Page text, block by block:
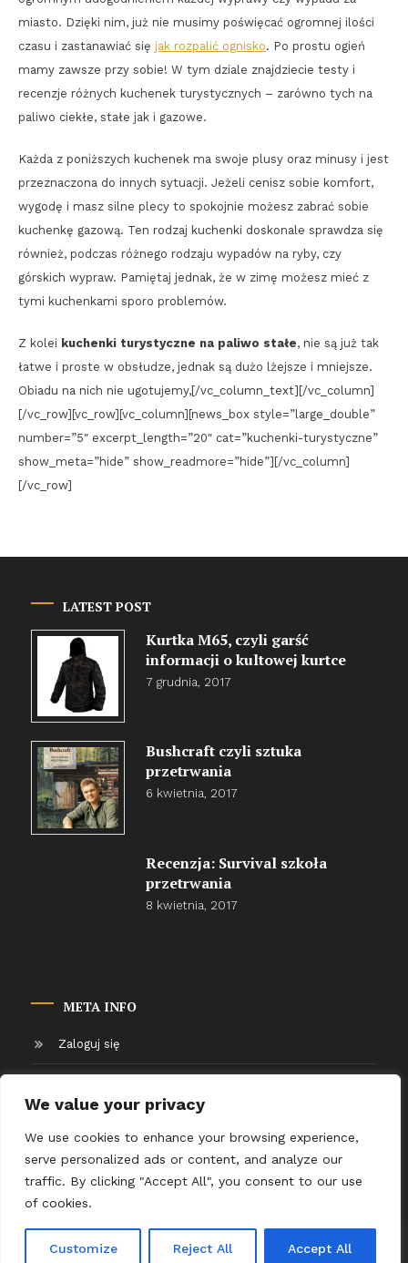
We value your privacy
We use cookies to enhance your browsing experience,
serve personalized ads or content, and analyze our
traffic. By clicking "Accept All", you consent to our use
of cookies.
Customize Reject All Accept All
miasto. Dzięki nim, już nie musimy poświęcać ogromnej ilości
czasu i zastanawiać się jak rozpalić ognisko. Po prostu ogień
mamy zawsze przy sobie! W tym dziale znajdziecie testy i
recenzje różnych kuchenek turystycznych – zarówno tych na
paliwo ciekłe, stałe jak i gazowe.
Każda z poniższych kuchenek ma swoje plusy oraz minusy i jest
przeznaczona do innych sytuacji. Jeżeli cenisz sobie komfort,
wygodę i masz silne plecy to spokojnie możesz zabrać sobie
kuchenkę gazową. Ten rodzaj kuchenki doskonale sprawdza się
również, podczas różnego rodzaju wypadów na ryby, czy
górskich wypraw. Pamiętaj jednak, że w zimę możesz mieć z
tymi kuchenkami sporo problemów.
Z kolei kuchenki turystyczne na paliwo stałe, nie są już tak
łatwe i proste w obsłudze, jednak są dużo lżejsze i mniejsze.
Obiadu na nich nie ugotujemy,[/vc_column_text][/vc_column]
[/vc_row][vc_row][vc_column][news_box style=”large_double”
number=”5″ excerpt_length=”20″ cat=”kuchenki-turystyczne”
show_meta=”hide” show_readmore=”hide”][/vc_column]
[/vc_row]
LATEST POST
Kurtka M65, czyli garść
informacji o kultowej kurtce
7 grudnia, 2017
Bushcraft czyli sztuka
przetrwania
6 kwietnia, 2017
Recenzja: Survival szkoła
przetrwania
8 kwietnia, 2017
META INFO
Zaloguj się
WordPress.org
Advertisement